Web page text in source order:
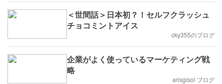
＜世間話＞日本初？！セルフクラッシュ
チョコミントアイス
cky355のブログ
企業がよく使っているマーケティング戦
略
arisgisol ブログ